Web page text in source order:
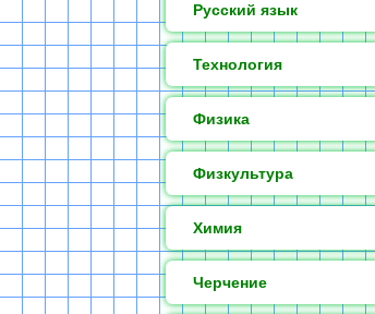
Русский язык
Технология
Физика
Физкультура
Химия
Черчение